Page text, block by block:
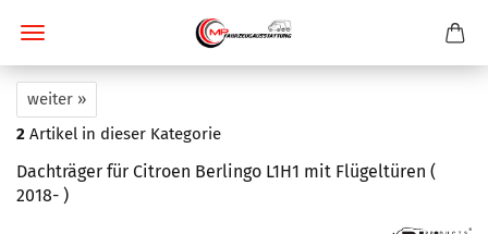
weiter »
2 Artikel in dieser Kategorie
Dachträger für Citroen Berlingo L1H1 mit Flügeltüren (
2018- )